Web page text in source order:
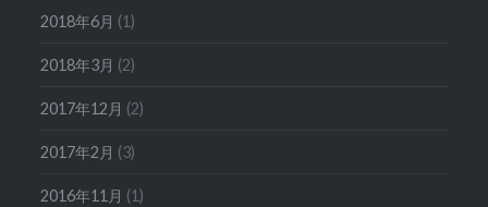
2018年6月 (1)
2018年3月 (2)
2017年12月 (2)
2017年2月 (3)
2016年11月 (1)